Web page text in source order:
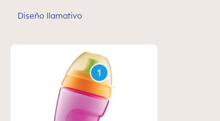
Diseño llamativo